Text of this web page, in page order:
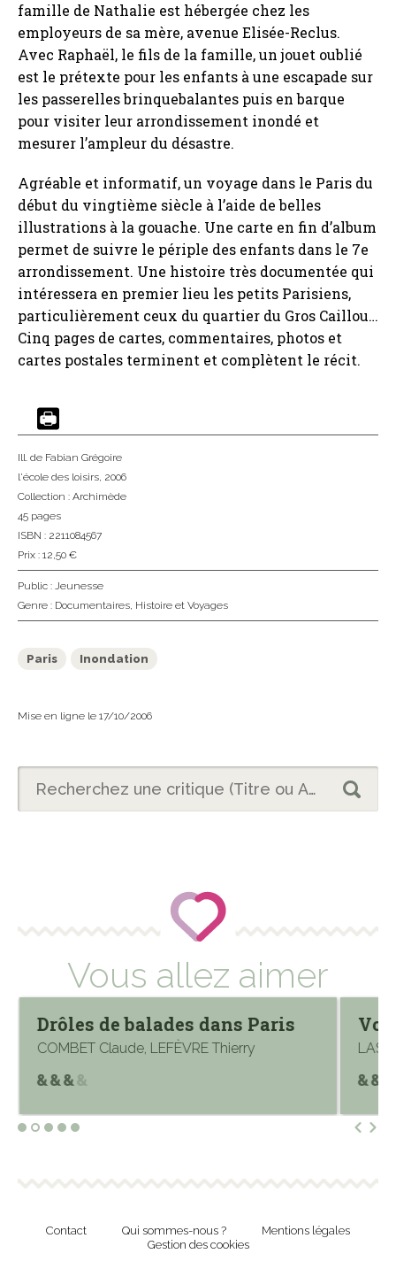
famille de Nathalie est hébergée chez les
employeurs de sa mère, avenue Elisée-Reclus.
Avec Raphaël, le fils de la famille, un jouet oublié
est le prétexte pour les enfants à une escapade sur
les passerelles brinquebalantes puis en barque
pour visiter leur arrondissement inondé et
mesurer l’ampleur du désastre.
Agréable et informatif, un voyage dans le Paris du
début du vingtième siècle à l’aide de belles
illustrations à la gouache. Une carte en fin d’album
permet de suivre le périple des enfants dans le 7e
arrondissement. Une histoire très documentée qui
intéressera en premier lieu les petits Parisiens,
particulièrement ceux du quartier du Gros Caillou…
Cinq pages de cartes, commentaires, photos et
cartes postales terminent et complètent le récit.
Ill. de Fabian Grégoire
l'école des loisirs, 2006
Collection : Archimède
45 pages
ISBN : 2211084567
Prix : 12,50 €
Public : Jeunesse
Genre : Documentaires, Histoire et Voyages
Paris Inondation
Mise en ligne le 17/10/2006
Vous allez aimer
Drôles de balades dans Paris
COMBET Claude, LEFÈVRE Thierry
Contact Qui sommes-nous ?
Mentions légales
Gestion des cookies